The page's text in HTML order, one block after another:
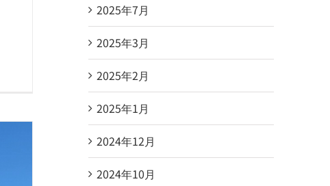
2025年7月
2025年3月
2025年2月
2025年1月
2024年12月
2024年10月